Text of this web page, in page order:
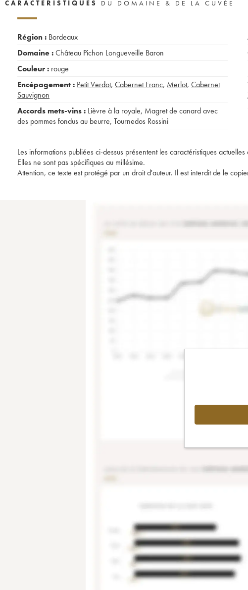
CARACTÉRISTIQUES DU DOMAINE & DE LA CUVÉE
Région : Bordeaux
Domaine :Château Pichon Longueveille Baron
Couleur : rouge
Encépagement : Petit Verdot, Cabernet Franc, Merlot, Cabernet
Sauvignon
Accords mets-vins : Lièvre à la royale, Magret de canard avec
des pommes fondus au beurre, Tournedos Rossini
Les informations publiées ci-dessus présentent les caractéristiques
Elles ne sont pas spécifiques au millésime.
Attention, ce texte est protégé par un droit d'auteur. Il est interdit de le